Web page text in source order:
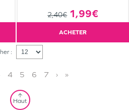
2,40€ 1,99€
ACHETER
:
4 5 6 7 › »
Haut